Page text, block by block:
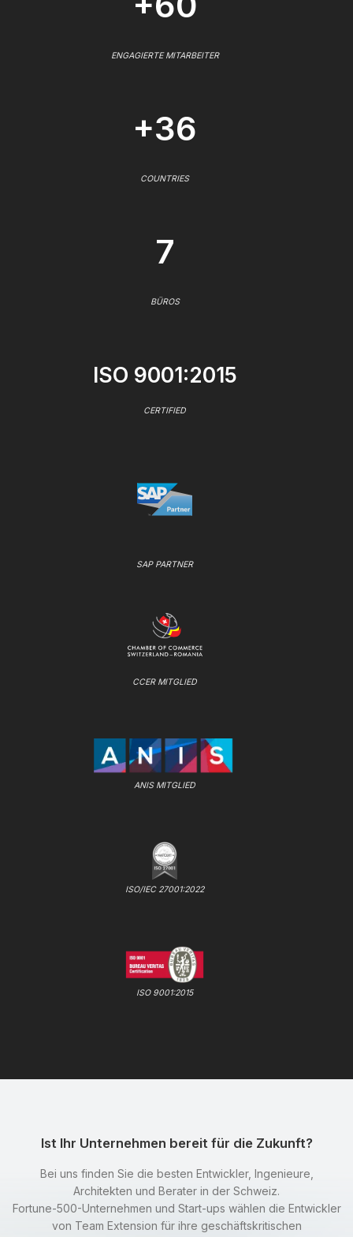
ENGAGIERTE MITARBEITER
+36
COUNTRIES
7
BÜROS
ISO 9001:2015
CERTIFIED
SAP PARTNER
CCER MITGLIED
ANIS MITGLIED
ISO/IEC 27001:2022
ISO 9001:2015
Ist Ihr Unternehmen bereit für die Zukunft?
Bei uns finden Sie die besten Entwickler, Ingenieure,
Architekten und Berater in der Schweiz.
Fortune-500-Unternehmen und Start-ups wählen die Entwickler
von Team Extension für ihre geschäftskritischen